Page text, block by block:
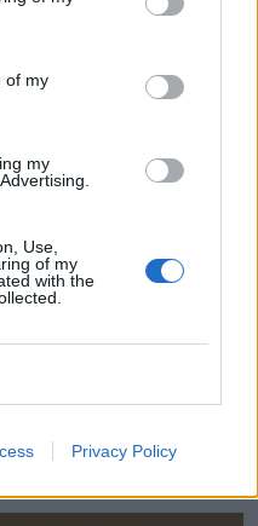
of my
my
Use,
of my
with the
Privacy Policy
úchytky
elox
mm
žiadne recenzie.